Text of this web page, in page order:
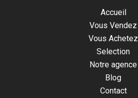
Accueil
Vous Vendez
Vous Achetez
Selection
Notre agence
Blog
Contact